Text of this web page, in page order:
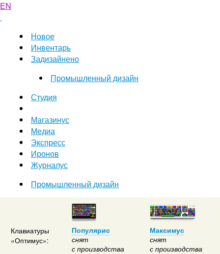
EN
Новое
Инвентарь
Задизайнено
Промышленный дизайн
Студия
Магазинус
Медиа
Экспресс
Иронов
Журналус
Промышленный дизайн
Клавиатуры
«Оптимус»:
Популярис
снят
с производства
Максимус
снят
с производства